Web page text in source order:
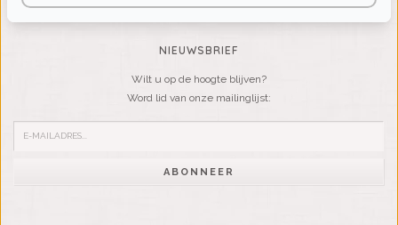
NIEUWSBRIEF
Wilt u op de hoogte blijven?
Word lid van onze mailinglijst:
ABONNEER